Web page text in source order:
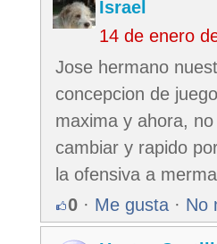
Israel
14 de enero
Jose hermano
concepcion de
maxima y ahora,
cambiar y rapido
la ofensiva a
0 · Me gusta · No